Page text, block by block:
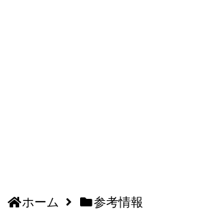
ホーム 参考情報